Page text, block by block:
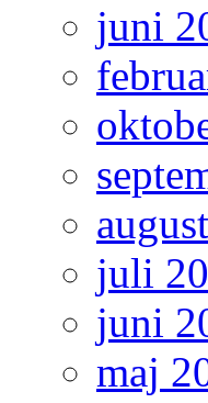
juni
juli
juni
maj